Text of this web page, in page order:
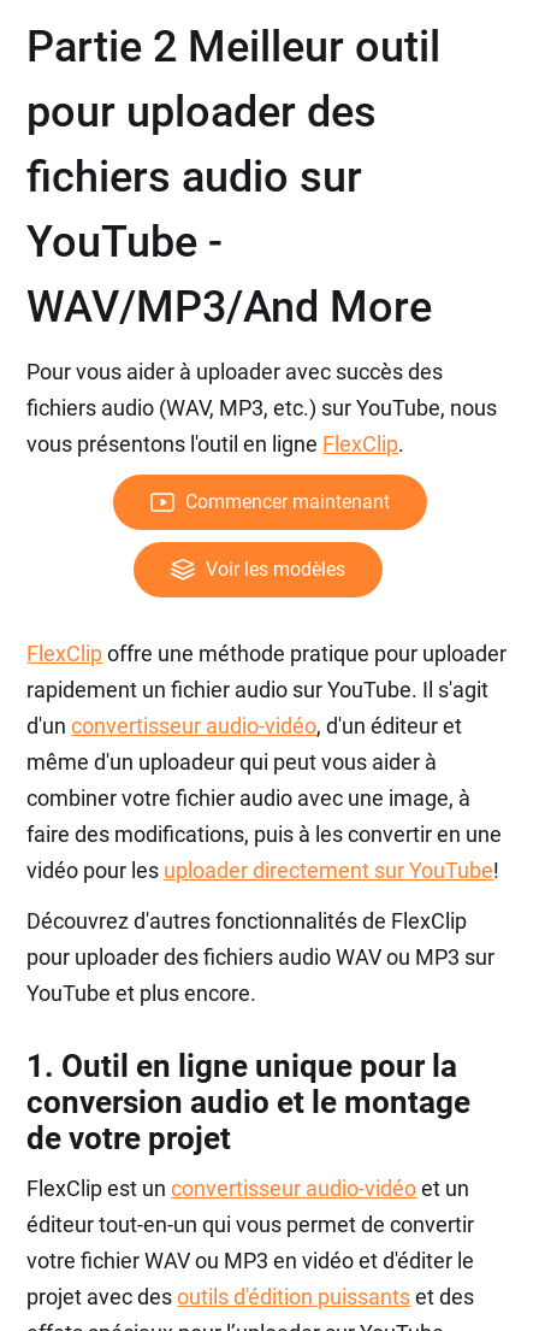
Partie 2 Meilleur outil
pour uploader des
fichiers audio sur
YouTube -
WAV/MP3/And More
Pour vous aider à uploader avec succès des
fichiers audio (WAV, MP3, etc.) sur YouTube, nous
vous présentons l'outil en ligne FlexClip.
Commencer maintenant
Voir les modèles
FlexClipoffre une méthode pratique pour uploader
rapidement un fichier audio sur YouTube. Il s'agit
d'unconvertisseur audio-vidéo, d'un éditeur et
même d'un uploadeur qui peut vous aider à
combiner votre fichier audio avec une image, à
faire des modifications, puis à les convertir en une
vidéo pour les uploader directement sur YouTube!
Découvrez d'autres fonctionnalités de FlexClip
pour uploader des fichiers audio WAV ou MP3 sur
YouTube et plus encore.
1. Outil en ligne unique pour la
conversion audio et le montage
de votre projet
FlexClip est unconvertisseur audio-vidéoet un
éditeur tout-en-un qui vous permet de convertir
votre fichier WAV ou MP3 en vidéo et d'éditer le
projet avec desoutils d'édition puissantset des